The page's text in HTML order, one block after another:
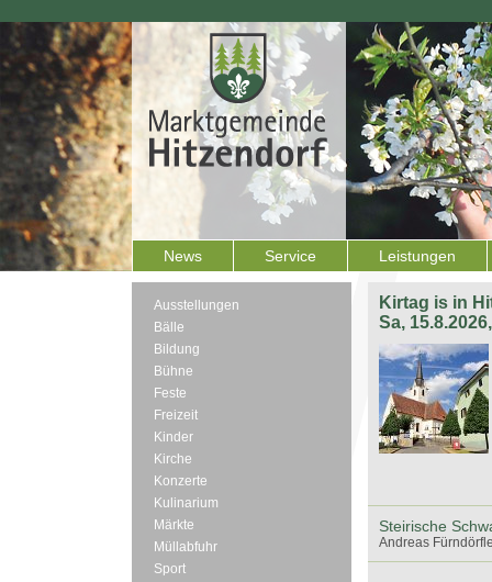
News Service Leistungen
Ausstellungen
Bälle
Bildung
Bühne
Feste
Freizeit
Kinder
Kirche
Konzerte
Kulinarium
Märkte
Müllabfuhr
Sport
Kirtag is in
Sa,
Steirische
Andreas